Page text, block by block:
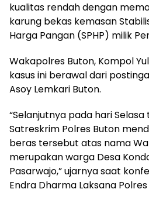
kualitas rendah dengan
karung bekas kemasan
Harga Pangan (SPHP) milik
Wakapolres Buton, Kompol
kasus ini berawal dari
Asoy Lemkari Buton.
“Selanjutnya pada hari Selasa
Satreskrim Polres Buton
beras tersebut atas nama
merupakan warga Desa
Pasarwajo,” ujarnya saat
Endra Dharma Laksana